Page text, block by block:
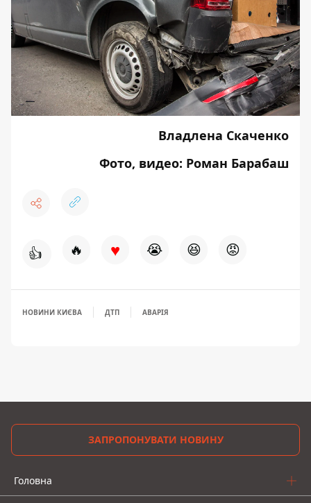
Владлена Скаченко
Фото, видео: Роман Барабаш
👍 🔥 ♥ 😭 😆 😡
НОВИНИ КИЄВА ДТП АВАРІЯ
ЗАПРОПОНУВАТИ НОВИНУ
Головна